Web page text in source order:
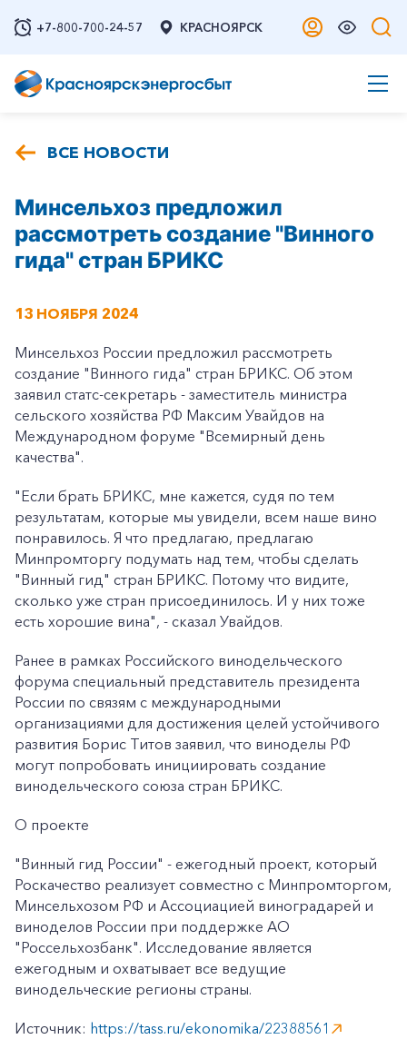
+7-800-700-24-57 КРАСНОЯРСК
ВСЕ НОВОСТИ
Минсельхоз предложил
рассмотреть создание "Винного
гида" стран БРИКС
13 НОЯБРЯ 2024
Минсельхоз России предложил рассмотреть
создание "Винного гида" стран БРИКС. Об этом
заявил статс-секретарь - заместитель министра
сельского хозяйства РФ Максим Увайдов на
Международном форуме "Всемирный день
качества".
"Если брать БРИКС, мне кажется, судя по тем
результатам, которые мы увидели, всем наше вино
понравилось. Я что предлагаю, предлагаю
Минпромторгу подумать над тем, чтобы сделать
"Винный гид" стран БРИКС. Потому что видите,
сколько уже стран присоединилось. И у них тоже
есть хорошие вина", - сказал Увайдов.
Ранее в рамках Российского винодельческого
форума специальный представитель президента
России по связям с международными
организациями для достижения целей устойчивого
развития Борис Титов заявил, что виноделы РФ
могут попробовать инициировать создание
винодельческого союза стран БРИКС.
О проекте
"Винный гид России" - ежегодный проект, который
Роскачество реализует совместно с Минпромторгом,
Минсельхозом РФ и Ассоциацией виноградарей и
виноделов России при поддержке АО
"Россельхозбанк". Исследование является
ежегодным и охватывает все ведущие
винодельческие регионы страны.
Источник: https://tass.ru/ekonomika/22388561